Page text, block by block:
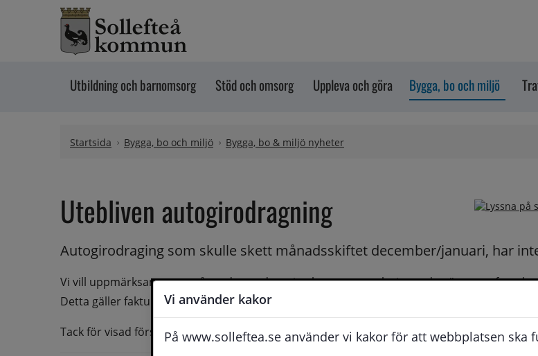
Vi använder kakor
På www.solleftea.se använder vi kakor för att webbplatsen ska
Hoppa till innehåll
Utbildning och barnomsorg Stöd och omsorg Uppleva och göra Bygga, bo och miljö
Startsida Bygga, bo och miljö Bygga, bo & miljö nyheter
Utebliven autogirodragning
Autogirodraging som skulle skett månadsskiftet december/januari, har
Vi vill uppmärksamma er på att denna dragning kommer att ske inom de närmaste fyra
Detta gäller fakturor för VA och sophämtning med förfallodatum 2023-12-29.
Tack för visad förståelse.